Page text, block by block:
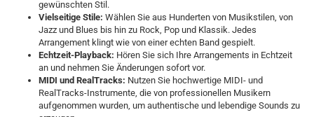
gewünschten Stil.
Vielseitige Stile: Wählen Sie aus Hunderten von Musikstilen, von
Jazz und Blues bis hin zu Rock, Pop und Klassik. Jedes
Arrangement klingt wie von einer echten Band gespielt.
Echtzeit-Playback: Hören Sie sich Ihre Arrangements in Echtzeit
an und nehmen Sie Änderungen sofort vor.
MIDI und RealTracks: Nutzen Sie hochwertige MIDI- und
RealTracks-Instrumente, die von professionellen Musikern
aufgenommen wurden, um authentische und lebendige Sounds zu